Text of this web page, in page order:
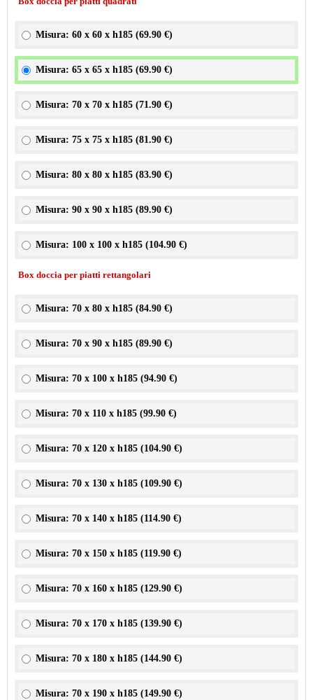
Misura: 60 x 60 x h185 (69.90 €)
Misura: 65 x 65 x h185 (69.90 €)
Misura: 70 x 70 x h185 (71.90 €)
Misura: 75 x 75 x h185 (81.90 €)
Misura: 80 x 80 x h185 (83.90 €)
Misura: 90 x 90 x h185 (89.90 €)
Misura: 100 x 100 x h185 (104.90 €)
Box doccia per piatti rettangolari
Misura: 70 x 80 x h185 (84.90 €)
Misura: 70 x 90 x h185 (89.90 €)
Misura: 70 x 100 x h185 (94.90 €)
Misura: 70 x 110 x h185 (99.90 €)
Misura: 70 x 120 x h185 (104.90 €)
Misura: 70 x 130 x h185 (109.90 €)
Misura: 70 x 140 x h185 (114.90 €)
Misura: 70 x 150 x h185 (119.90 €)
Misura: 70 x 160 x h185 (129.90 €)
Misura: 70 x 170 x h185 (139.90 €)
Misura: 70 x 180 x h185 (144.90 €)
Misura: 70 x 190 x h185 (149.90 €)